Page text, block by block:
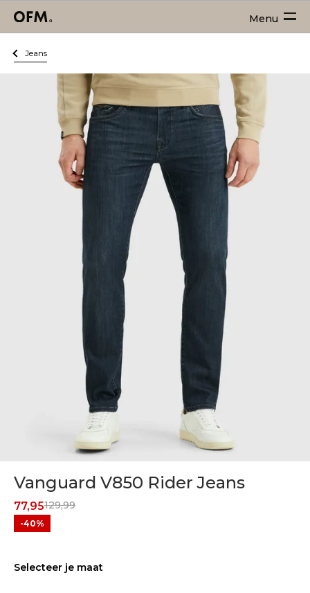
Menu
Jeans
Vanguard V850 Rider Jeans
129,99
77,95
-40%
Selecteer je maat